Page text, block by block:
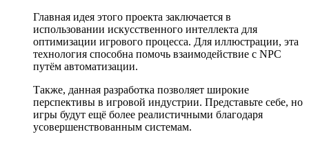
Главная идея этого проекта заключается в
использовании искусственного интеллекта для
оптимизации игрового процесса. Для иллюстрации, эта
технология способна помочь взаимодействие с NPC
путём автоматизации.
Также, данная разработка позволяет широкие
перспективы в игровой индустрии. Представьте себе, но
игры будут ещё более реалистичными благодаря
усовершенствованным системам.